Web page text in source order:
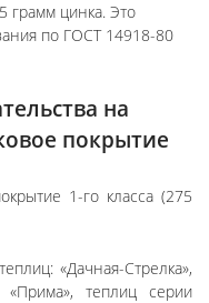
грамм цинка. Это
по ГОСТ 14918-80
на
покрытие
1-го класса (275
«Дачная-Стрелка»,
«Прима», теплиц серии